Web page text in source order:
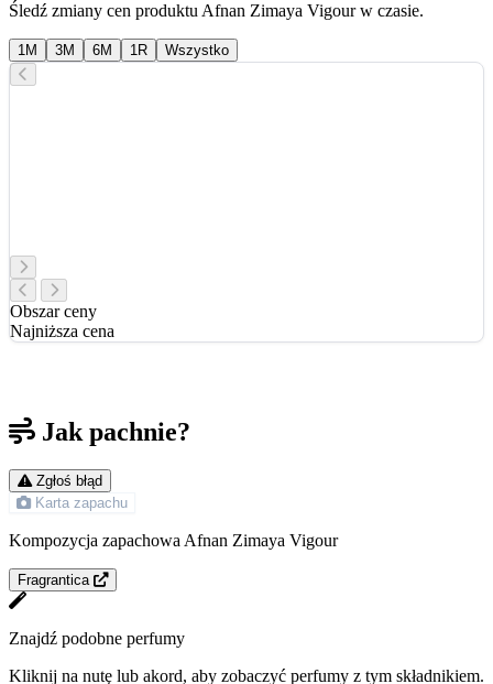
Śledź zmiany cen produktu Afnan Zimaya Vigour w czasie.
1M 3M 6M 1R Wszystko
Obszar ceny
Najniższa cena
Jak pachnie?
Zgłoś błąd
Karta zapachu
Kompozycja zapachowa Afnan Zimaya Vigour
Fragrantica
Znajdź podobne perfumy
Kliknij na nutę lub akord, aby zobaczyć perfumy z tym składnikiem.